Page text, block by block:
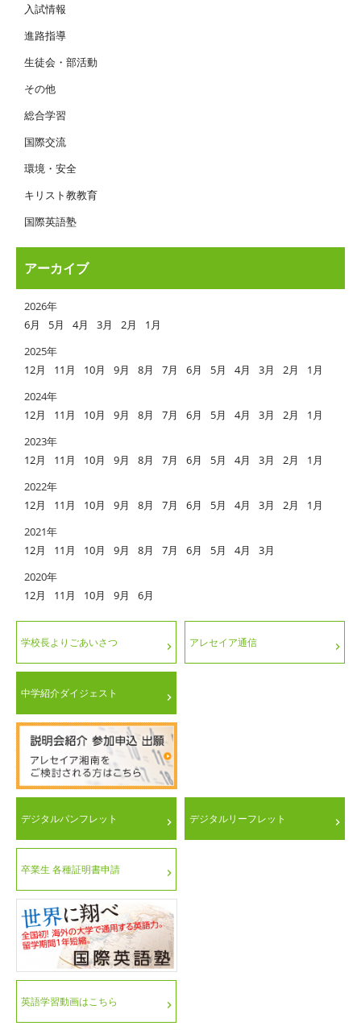
入試情報
進路指導
生徒会・部活動
その他
総合学習
国際交流
環境・安全
キリスト教教育
国際英語塾
アーカイブ
2026年
6月
5月 4月 3月 2月
1月
2025年
12月
11月 10月 9月 8月 7月 6月 5月 4月 3月 2月
1月
2024年
12月
11月 10月 9月 8月 7月 6月 5月 4月 3月 2月
1月
2023年
12月
11月 10月 9月 8月 7月 6月 5月 4月 3月 2月
1月
2022年
12月
11月 10月 9月 8月 7月 6月 5月 4月 3月 2月
1月
2021年
12月
11月 10月 9月 8月 7月 6月 5月 4月
3月
2020年
12月
11月 10月 9月 6月
学校長よりごあいさつ アレセイア通信
中学紹介ダイジェスト
デジタルパンフレット デジタルリーフレット
卒業生 各種証明書申請
英語学習動画はこちら